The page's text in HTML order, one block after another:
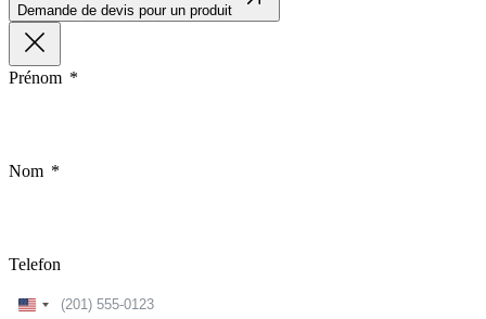
Demande de devis pour un produit
Prénom
Nom
Telefon
United